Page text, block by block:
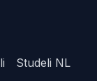
Studeli NL